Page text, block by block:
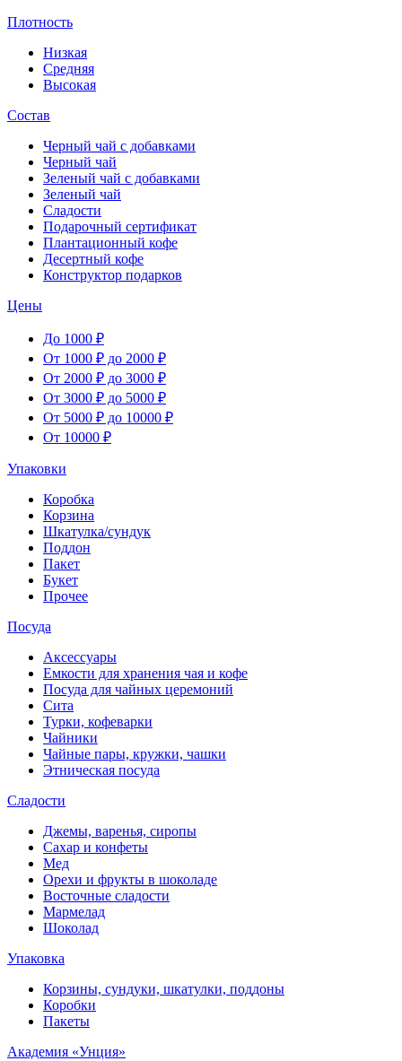
Плотность
Низкая
Средняя
Высокая
Состав
Черный чай с добавками
Черный чай
Зеленый чай с добавками
Зеленый чай
Сладости
Подарочный сертификат
Плантационный кофе
Десертный кофе
Конструктор подарков
Цены
До 1000 ₽
От 1000 ₽ до 2000 ₽
От 2000 ₽ до 3000 ₽
От 3000 ₽ до 5000 ₽
От 5000 ₽ до 10000 ₽
От 10000 ₽
Упаковки
Коробка
Корзина
Шкатулка/сундук
Поддон
Пакет
Букет
Прочее
Посуда
Аксессуары
Емкости для хранения чая и кофе
Посуда для чайных церемоний
Сита
Турки, кофеварки
Чайники
Чайные пары, кружки, чашки
Этническая посуда
Сладости
Джемы, варенья, сиропы
Сахар и конфеты
Мед
Орехи и фрукты в шоколаде
Восточные сладости
Мармелад
Шоколад
Упаковка
Корзины, сундуки, шкатулки, поддоны
Коробки
Пакеты
Академия «Унция»